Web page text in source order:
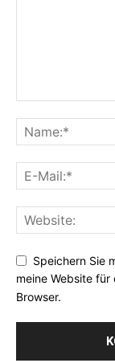
Speichern Sie
meine Website für
Browser.